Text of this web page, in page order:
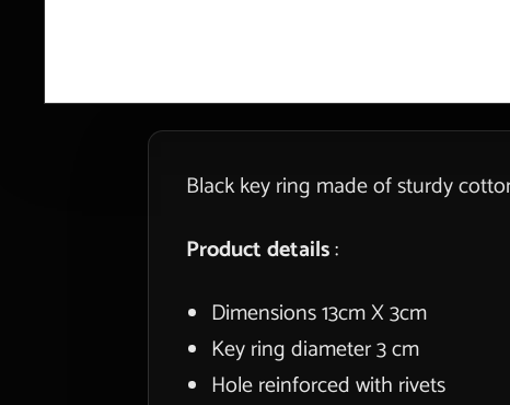
Black key ring made of sturdy
Product details:
Dimensions 13cm X 3cm
Key ring diameter 3 cm
Hole reinforced with rivets